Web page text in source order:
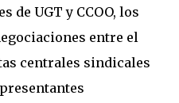
de UGT y CCOO, los
entre el
centrales sindicales